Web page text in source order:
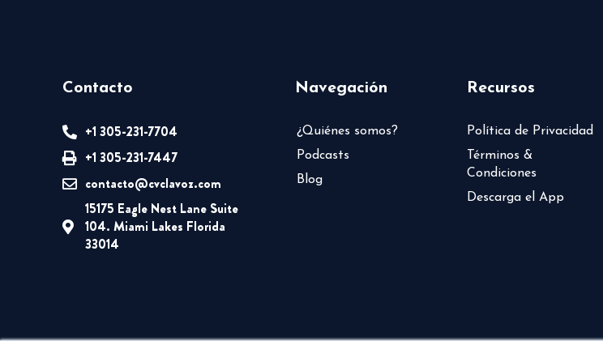
Contacto
+1 305-231-7704
+1 305-231-7447
contacto@cvclavoz.com
15175 Eagle Nest Lane Suite
104. Miami Lakes Florida
33014
Navegación
¿Quiénes somos?
Podcasts
Blog
Recursos
Política de Privacidad
Términos &
Condiciones
Descarga el App